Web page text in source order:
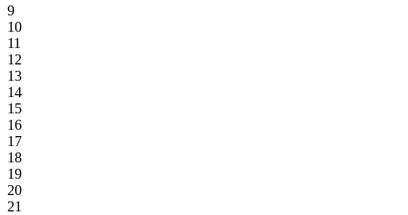
9
10
11
12
13
14
15
16
17
18
19
20
21